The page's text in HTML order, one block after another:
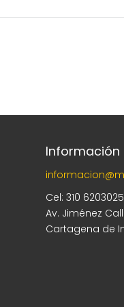
Cel: 310
Av. Jiménez
Cartagena de